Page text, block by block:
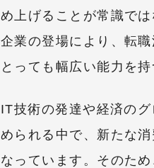
め上げることが常識で
企業の登場により、転
とっても幅広い能力を
IT技術の発達や経済の
められる中で、新たな
なっています。そのた